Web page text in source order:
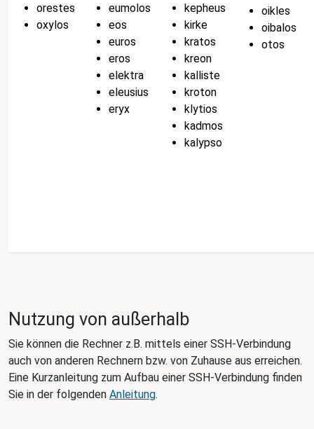
orestes
oxylos
eumolos
eos
euros
eros
elektra
eleusius
eryx
kepheus
kirke
kratos
kreon
kalliste
kroton
klytios
kadmos
kalypso
oikles
oibalos
otos
Nutzung von außerhalb
Sie können die Rechner z.B. mittels einer SSH-Verbindung
auch von anderen Rechnern bzw. von Zuhause aus erreichen.
Eine Kurzanleitung zum Aufbau einer SSH-Verbindung finden
Sie in der folgenden Anleitung.